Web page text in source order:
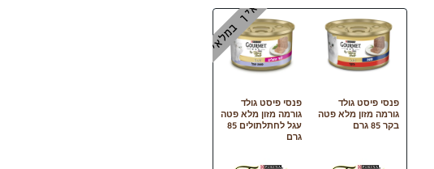
פנסי פיסט גולד
גורמה מזון מלא פטה
בקר 85 גרם
פנסי פיסט גולד
גורמה מזון מלא פטה
עגל לחתלתולים 85
גרם
אין במלאי